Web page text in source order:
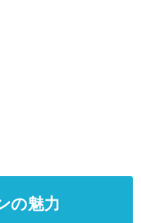
の魅力